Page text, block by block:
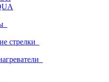
стрелки